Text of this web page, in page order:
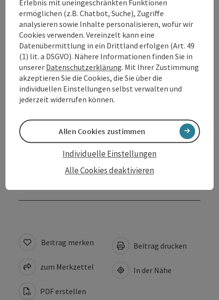
Kontakt
Veranstaltungsort
Anreise/Lage
Preise
Beitrag merken
zum Merkzettel
PDF erstellen
Beitrag drucken
In der Nähe
Erlebnis mit uneingeschränkten Funktionen
ermöglichen (z.B. Chatbot, Suche), Zugriffe
analysieren sowie Inhalte personalisieren, wofür wir
Cookies verwenden. Vereinzelt kann eine
Datenübermittlung in ein Drittland erfolgen (Art. 49
(1) lit. a DSGVO). Nähere Informationen finden Sie in
unserer Datenschutzerklärung. Mit Ihrer Zustimmung
akzeptieren Sie die Cookies, die Sie über die
individuellen Einstellungen selbst verwalten und
jederzeit widerrufen können.
Alle Cookies deaktivieren
Individuelle Einstellungen
Allen Cookies zustimmen